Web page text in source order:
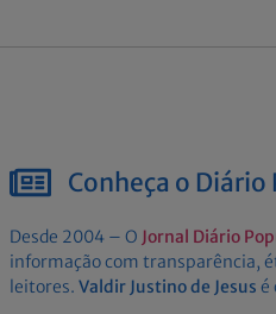
Conheça o Diário
Desde 2004 – O Jornal Diário
informação com transparência,
leitores. Valdir Justino de Jesus é